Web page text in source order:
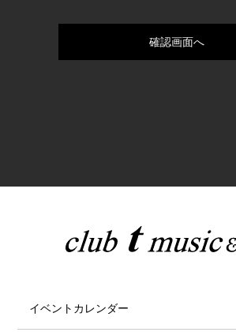
イベントカレンダー